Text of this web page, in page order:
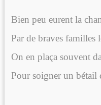
Bien peu eurent la
Par de braves familles
On en plaça souvent
Pour soigner un bétail